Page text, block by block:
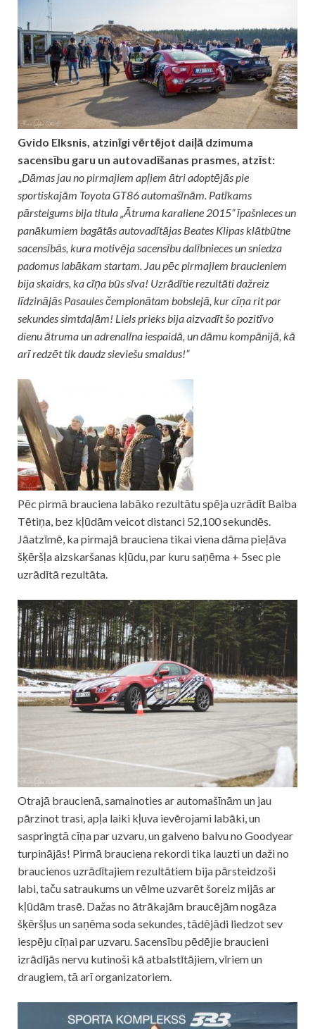
Gvido Elksnis, atzinīgi vērtējot daiļā dzimuma
sacensību garu un autovadīšanas prasmes, atzīst:
„Dāmas jau no pirmajiem apļiem ātri adoptējās pie
sportiskajām Toyota GT86 automašīnām. Patīkams
pārsteigums bija titula „Ātruma karaliene 2015” īpašnieces un
panākumiem bagātās autovadītājas Beates Klipas klātbūtne
sacensībās, kura motivēja sacensību dalībnieces un sniedza
padomus labākam startam. Jau pēc pirmajiem braucieniem
bija skaidrs, ka cīņa būs sīva! Uzrādītie rezultāti dažreiz
līdzinājās Pasaules čempionātam bobslejā, kur cīņa rit par
sekundes simtdaļām! Liels prieks bija aizvadīt šo pozitīvo
dienu ātruma un adrenalīna iespaidā, un dāmu kompānijā, kā
arī redzēt tik daudz sieviešu smaidus!”
Pēc pirmā brauciena labāko rezultātu spēja uzrādīt Baiba
Tētiņa, bez kļūdām veicot distanci 52,100 sekundēs.
Jāatzīmē, ka pirmajā brauciena tikai viena dāma pieļāva
šķēršļa aizskaršanas kļūdu, par kuru saņēma + 5sec pie
uzrādītā rezultāta.
Otrajā braucienā, samainoties ar automašīnām un jau
pārzinot trasi, apļa laiki kļuva ievērojami labāki, un
saspringtā cīņa par uzvaru, un galveno balvu no Goodyear
turpinājās! Pirmā brauciena rekordi tika lauzti un daži no
braucienos uzrādītajiem rezultātiem bija pārsteidzoši
labi, taču satraukums un vēlme uzvarēt šoreiz mijās ar
kļūdām trasē. Dažas no ātrākajām braucējām nogāza
šķēršļus un saņēma soda sekundes, tādējādi liedzot sev
iespēju cīņai par uzvaru. Sacensību pēdējie braucieni
izrādījās nervu kutinoši kā atbalstītājiem, vīriem un
draugiem, tā arī organizatoriem.